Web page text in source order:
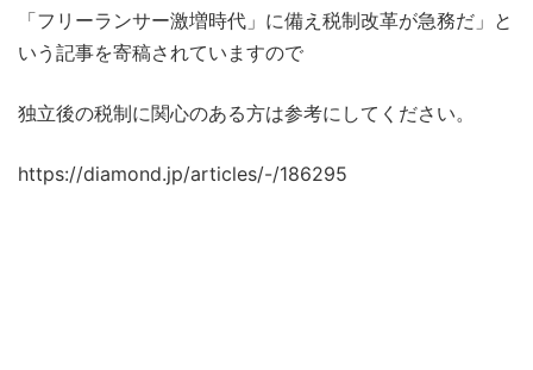
「フリーランサー激増時代」に備え税制改革が急務だ」と
いう記事を寄稿されていますので
独立後の税制に関心のある方は参考にしてください。
https://diamond.jp/articles/-/186295